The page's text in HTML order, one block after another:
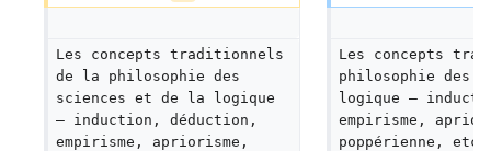
Les concepts traditionnels
de la philosophie des
sciences et de la logique
— induction, déduction,
empirisme, apriorisme,
Les concepts
philosophie des
logique —
empirisme,
poppérienne,